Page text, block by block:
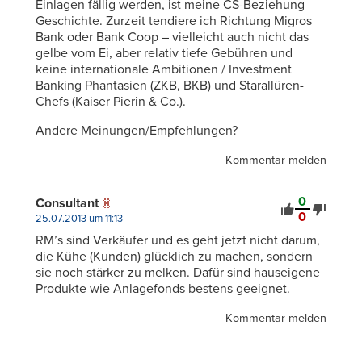
Einlagen fällig werden, ist meine CS-Beziehung
Geschichte. Zurzeit tendiere ich Richtung Migros
Bank oder Bank Coop – vielleicht auch nicht das
gelbe vom Ei, aber relativ tiefe Gebühren und
keine internationale Ambitionen / Investment
Banking Phantasien (ZKB, BKB) und Starallüren-
Chefs (Kaiser Pierin & Co.).
Andere Meinungen/Empfehlungen?
Kommentar melden
0
0
Consultant
25.07.2013 um 11:13
RM’s sind Verkäufer und es geht jetzt nicht darum,
die Kühe (Kunden) glücklich zu machen, sondern
sie noch stärker zu melken. Dafür sind hauseigene
Produkte wie Anlagefonds bestens geeignet.
Kommentar melden